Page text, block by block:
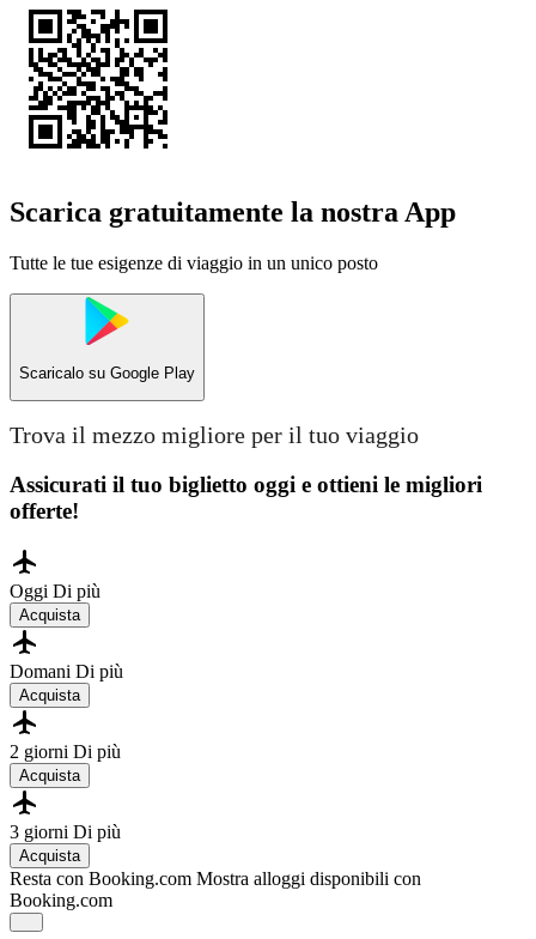
Scarica gratuitamente la nostra App
Tutte le tue esigenze di viaggio in un unico posto
Scaricalo su Google Play
Trova il mezzo migliore per il tuo viaggio
Assicurati il ​​tuo biglietto oggi e ottieni le migliori
offerte!
Oggi Di più
Acquista
Domani Di più
Acquista
2 giorni Di più
Acquista
3 giorni Di più
Acquista
Resta con Booking.com Mostra alloggi disponibili con
Booking.com